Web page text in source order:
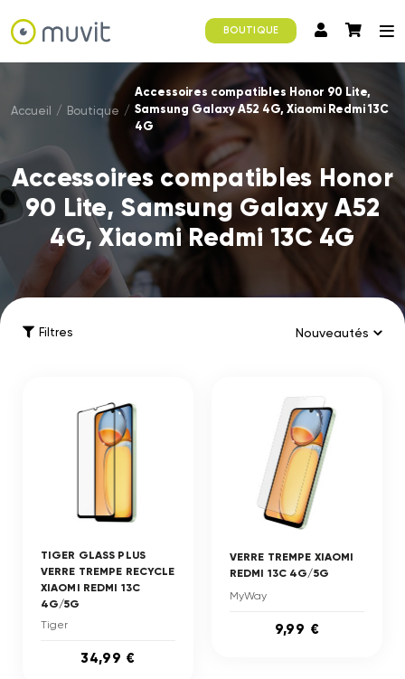
BOUTIQUE
Accueil / Boutique /
Accessoires compatibles Honor 90 Lite,
Samsung Galaxy A52 4G, Xiaomi Redmi 13C
4G
Accessoires compatibles Honor
90 Lite, Samsung Galaxy A52
4G, Xiaomi Redmi 13C 4G
Filtres
TIGER GLASS PLUS
VERRE TREMPE RECYCLE
XIAOMI REDMI 13C
4G/5G
Tiger
34,99 €
VERRE TREMPE XIAOMI
REDMI 13C 4G/5G
MyWay
9,99 €